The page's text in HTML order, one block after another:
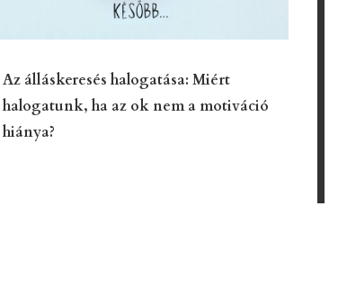
Az álláskeresés halogatása: Miért
halogatunk, ha az ok nem a motiváció
hiánya?